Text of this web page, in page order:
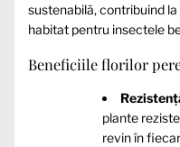
sustenabilă, contribuind
habitat pentru insectele
Beneficiile florilor
plante
revin în